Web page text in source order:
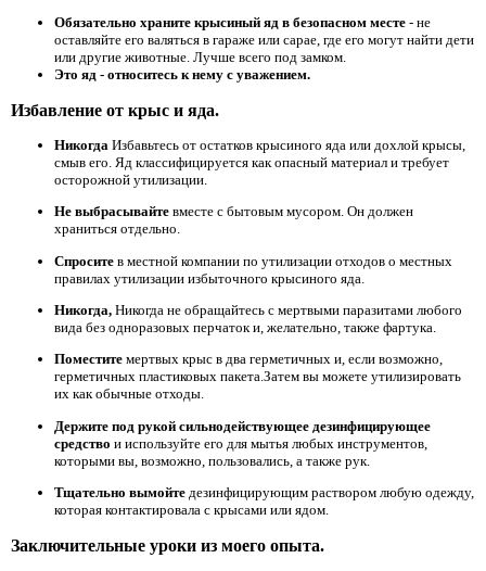
Обязательно храните крысиный яд в безопасном месте - не
оставляйте его валяться в гараже или сарае, где его могут найти дети
или другие животные. Лучше всего под замком.
Это яд - относитесь к нему с уважением.
Избавление от крыс и яда.
Никогда Избавьтесь от остатков крысиного яда или дохлой крысы,
смыв его. Яд классифицируется как опасный материал и требует
осторожной утилизации.
Не выбрасывайте вместе с бытовым мусором. Он должен
храниться отдельно.
Спросите в местной компании по утилизации отходов о местных
правилах утилизации избыточного крысиного яда.
Никогда, Никогда не обращайтесь с мертвыми паразитами любого
вида без одноразовых перчаток и, желательно, также фартука.
Поместите мертвых крыс в два герметичных и, если возможно,
герметичных пластиковых пакета.Затем вы можете утилизировать
их как обычные отходы.
Держите под рукой сильнодействующее дезинфицирующее
средство и используйте его для мытья любых инструментов,
которыми вы, возможно, пользовались, а также рук.
Тщательно вымойте дезинфицирующим раствором любую одежду,
которая контактировала с крысами или ядом.
Заключительные уроки из моего опыта.